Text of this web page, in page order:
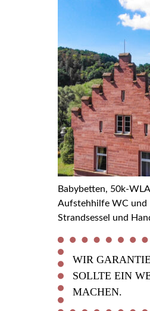
Babybetten, 50k-
Aufstehhilfe WC und
Strandsessel und
WIR
SOLLTE EIN
MACHEN.